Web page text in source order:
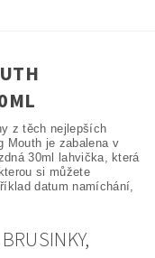
z těch nejlepších
Mouth je zabalena v
30ml lahvička, která
si můžete
datum namíchání,